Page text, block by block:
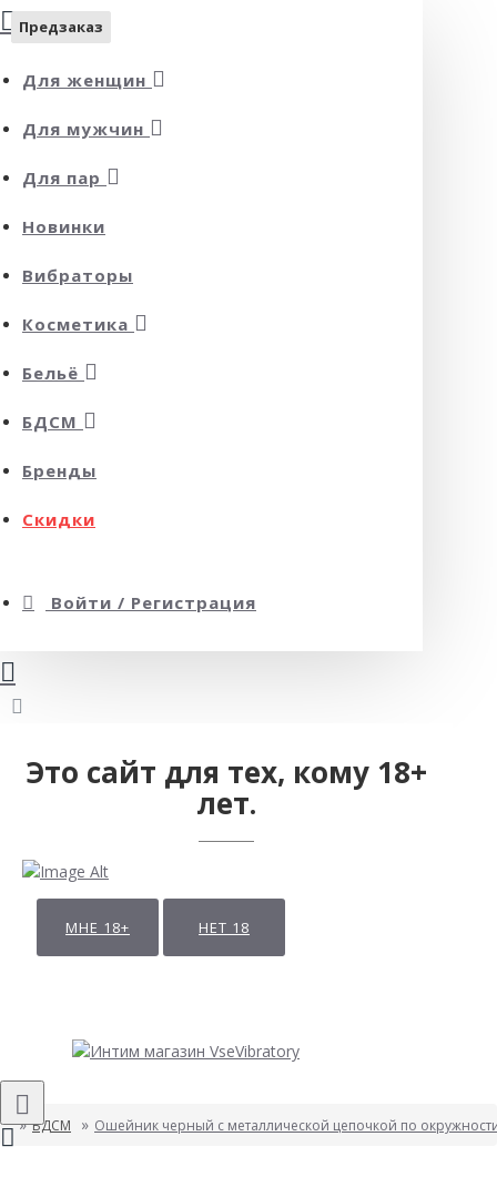
Для женщин
Для мужчин
Для пар
Новинки
Вибраторы
Косметика
Бельё
БДСМ
Бренды
Скидки
Войти / Регистрация
Это сайт для тех, кому 18+
лет.
МНЕ 18+ НЕТ 18
БДСМ Ошейник черный с металлической цепочкой по
Предзаказ
Предзаказ